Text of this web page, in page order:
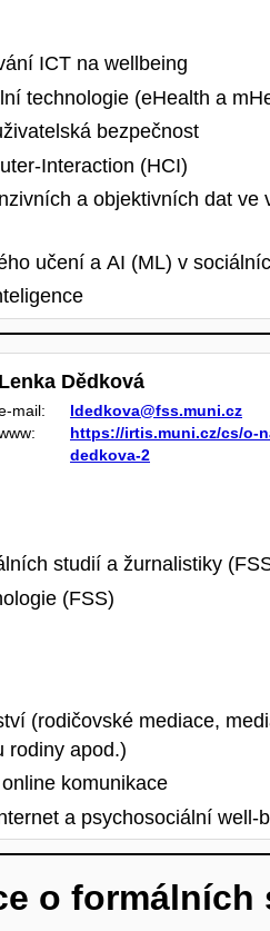
ICT na wellbeing
technologie (eHealth a
bezpečnost
Interaction (HCI)
a objektivních dat ve
učení a AI (ML) v
Lenka Dědková
ldedkova@fss.muni.cz
https://irtis.muni.cz/cs/o-
dedkova-2
studií a žurnalistiky
(FSS)
(rodičovské mediace,
rodiny apod.)
komunikace
a psychosociální well-
o formálních